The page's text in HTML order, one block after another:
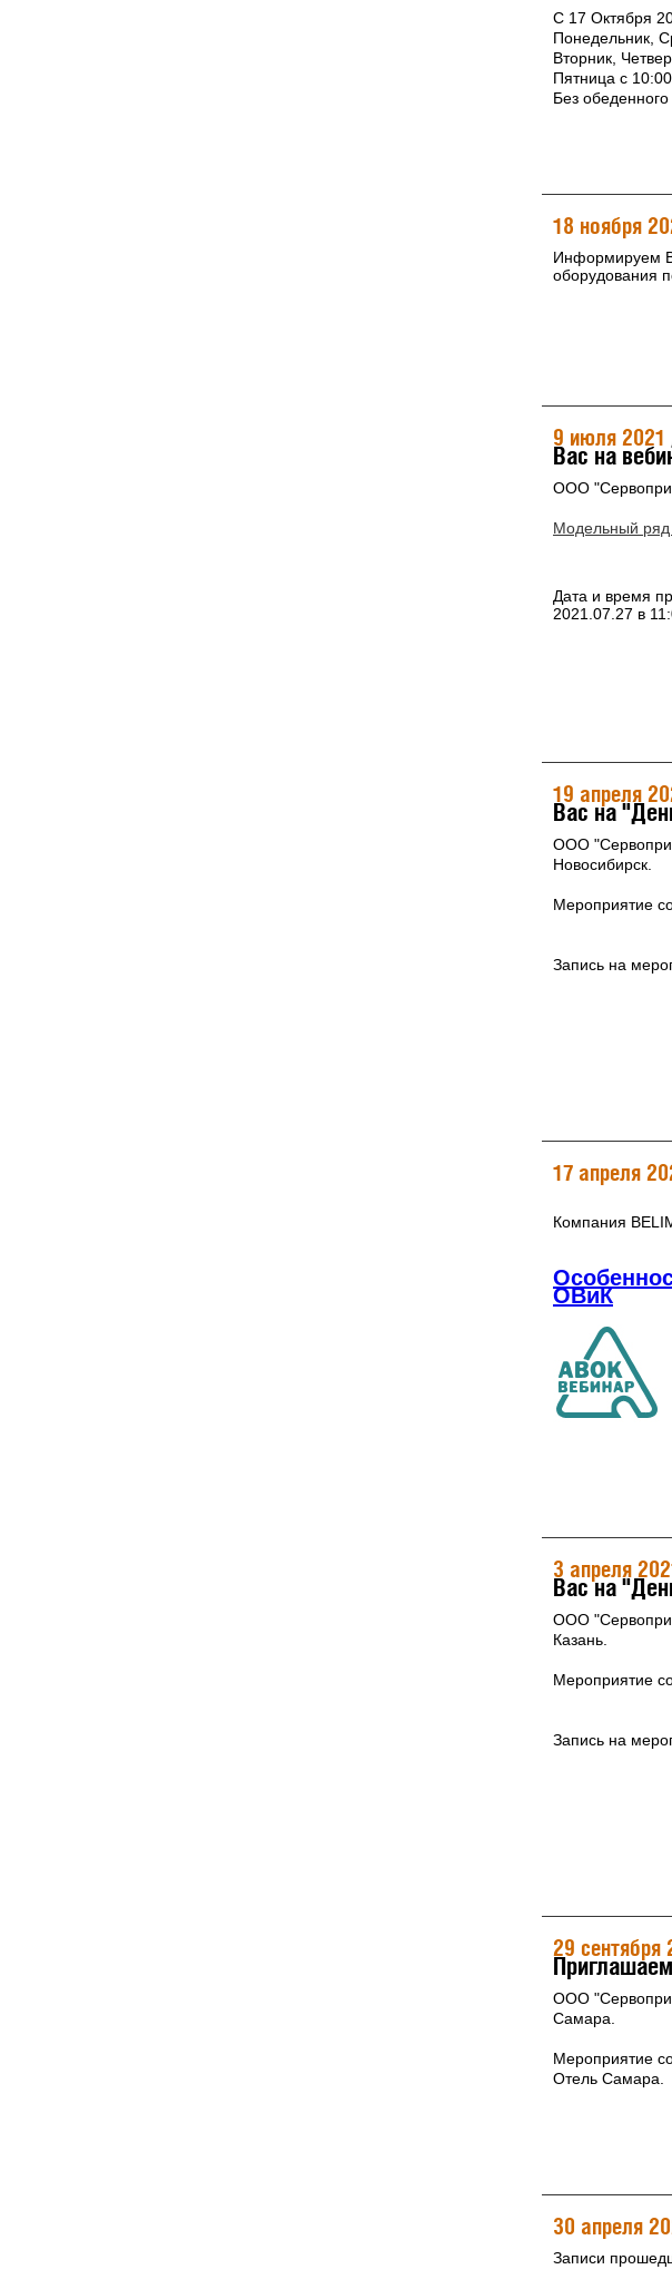
С 17 Октября
Понедельник,
Вторник,
Пятница с
Без
18 ноября
Информируем
оборудования
9 июля 2021
Вас на
ООО
Модельный ряд
Дата и время
2021.07.27 в
19 апреля
Вас на
ООО
Новосибирск.
Мероприятие
Запись на
17 апреля
Компания
ОВиК
3 апреля
Вас на
ООО
Казань.
Мероприятие
Запись на
29 сентября
ООО
Самара.
Мероприятие
Отель Самара.
30 апреля
Записи